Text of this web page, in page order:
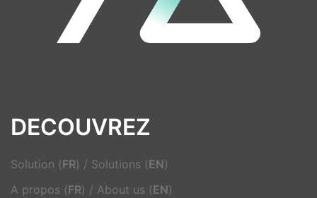
DECOUVREZ
Solution (FR) / Solutions (EN)
A propos (FR) / About us (EN)